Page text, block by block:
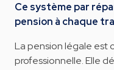
Ce système par
pension à chaque
La pension légale est
professionnelle. Elle